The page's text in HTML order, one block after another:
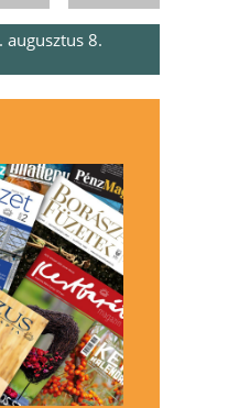
augusztus 8.